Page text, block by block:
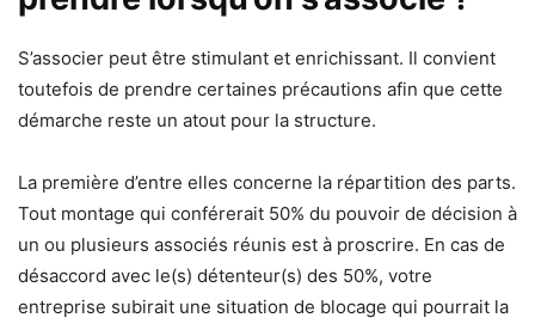
S’associer peut être stimulant et enrichissant. Il convient
toutefois de prendre certaines précautions afin que cette
démarche reste un atout pour la structure.
La première d’entre elles concerne la répartition des parts.
Tout montage qui conférerait 50% du pouvoir de décision à
un ou plusieurs associés réunis est à proscrire. En cas de
désaccord avec le(s) détenteur(s) des 50%, votre
entreprise subirait une situation de blocage qui pourrait la